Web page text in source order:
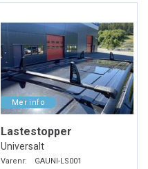
Lastestopper
Universalt
Varenr: GAUNI-LS001